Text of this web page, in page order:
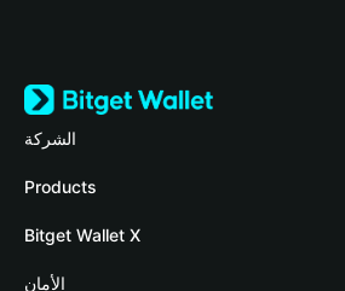
الشركة
المدونة
الأكاديمية
Products
Crypto Card
Stablecoin Earn
Bitget Wallet X
المطورون
الأمان